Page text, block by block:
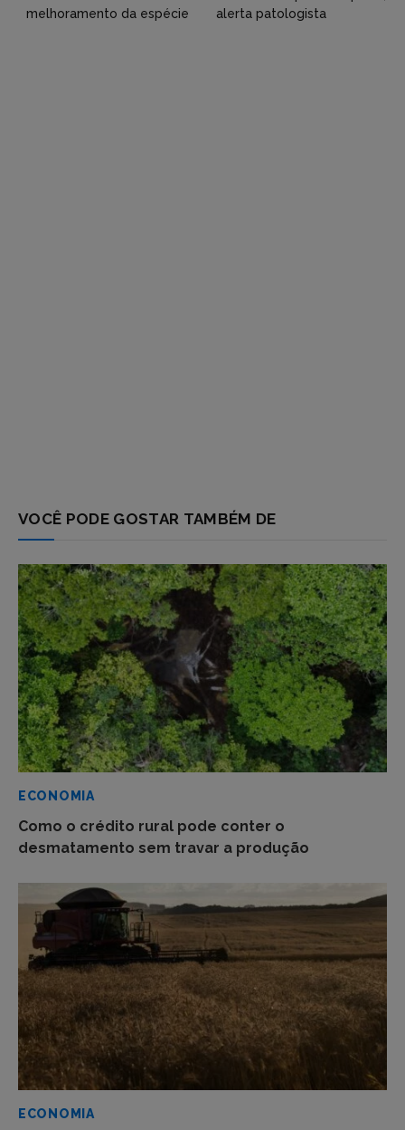
etc)
melhoramento da espécie
alerta patologista
VOCÊ PODE GOSTAR TAMBÉM DE
ECONOMIA
Como o crédito rural pode conter o
desmatamento sem travar a produção
ECONOMIA